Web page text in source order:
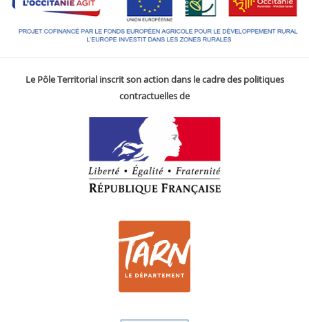
Le Pôle Territorial inscrit son action dans le cadre des politiques
contractuelles de